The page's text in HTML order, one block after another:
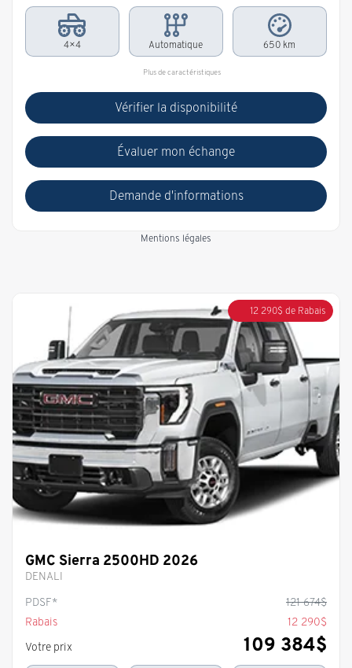
4×4 Automatique 650 km
Plus de caractéristiques
Vérifier la disponibilité
Évaluer mon échange
Demande d'informations
Mentions légales
12 290$ de Rabais
GMC Sierra 2500HD 2026
DENALI
PDSF*
121 674$
Rabais
12 290$
Votre prix
109 384$